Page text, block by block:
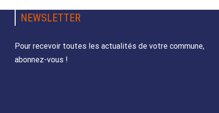
NEWSLETTER
Pour recevoir toutes les actualités de votre commune,
abonnez-vous !